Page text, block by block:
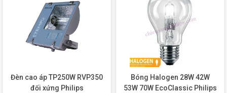
Ứng dụng đa dạng trong không gian sống
Đèn cao áp TP250W RVP350
đối xứng Philips
Bóng Halogen 28W 42W
53W 70W EcoClassic Philips